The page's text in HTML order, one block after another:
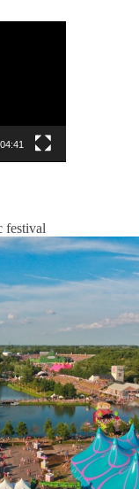
04:41
festival